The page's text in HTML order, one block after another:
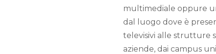
multimediale oppure
dal luogo dove è
televisivi alle strutture
aziende, dai campus